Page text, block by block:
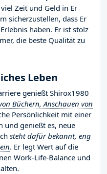
Zeit und Geld in Er
sicherzustellen, dass Er
haben. Er ist stolz
die beste Qualität zu
Leben
genießt Shirox1980
Büchern, Anschauen von
Persönlichkeit mit einer
und genießt es, neue
steht dafür bekannt, eng
. Er legt Wert auf die
Work-Life-Balance und